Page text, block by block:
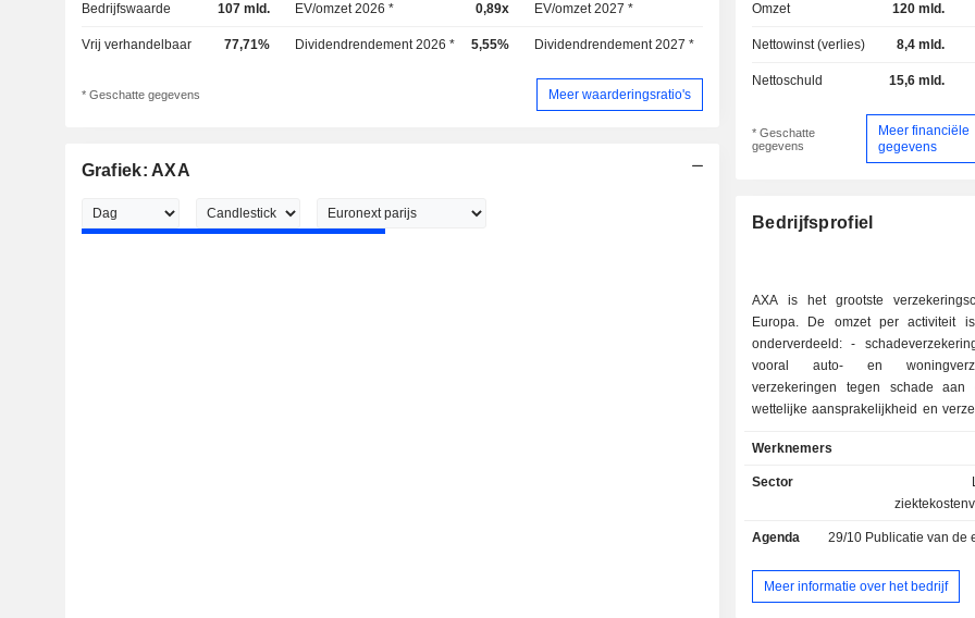
Bedrijfswaarde 107 mld. EV/omzet 2026 * 0,89x EV/omzet 2027 *
Vrij verhandelbaar 77,71% Dividendrendement 2026 * 5,55% Dividendrendement 2027 *
* Geschatte gegevens Meer waarderingsratio's
Grafiek: AXA
Omzet 120 mld.
Nettowinst (verlies) 8,4 mld.
Nettoschuld 15,6 mld.
* Geschatte
gegevens
Meer financiële
gegevens
Bedrijfsprofiel
AXA is het grootste
Europa. De omzet per activiteit
onderverdeeld: - schadeverzekering (62,1%):
vooral auto- en
verzekeringen tegen schade aan
wettelijke aansprakelijkheid en
hulpverlening diensten (medische
aan personen op reis, technische
pensioensparen, voorzorg en
(1,3%): voornamelijk
bankwezen in Frankrijk, België en
Werknemers
Sector
Agenda 29/10 Publicatie van de evolutie van de
Meer informatie over het bedrijf